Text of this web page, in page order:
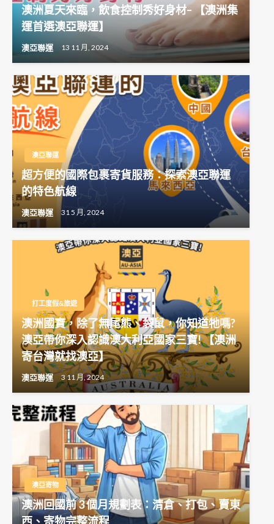
澳洲夏天來臨，飲食控制秀好身材– 【澳洲集
運首選澳亞聯運】
澳亞聯運 13 11 月, 2024
澳亞聯運
超方便的國際包裹寄貨服務：探索澳亞聯運
的特色航線
澳亞聯運 31 5 月, 2024
打工度假&旅遊
澳洲國寶，除了無尾熊、袋鼠，你知道牠嗎?
澳亞帶你深入認識澳大利亞國家三寶! 【澳洲
寄台灣就找澳亞】
澳亞聯運 3 11 月, 2024
澳亞寄物
澳洲回國前 3 個月規劃表：清倉、打包、賣東
西、寄物完整流程